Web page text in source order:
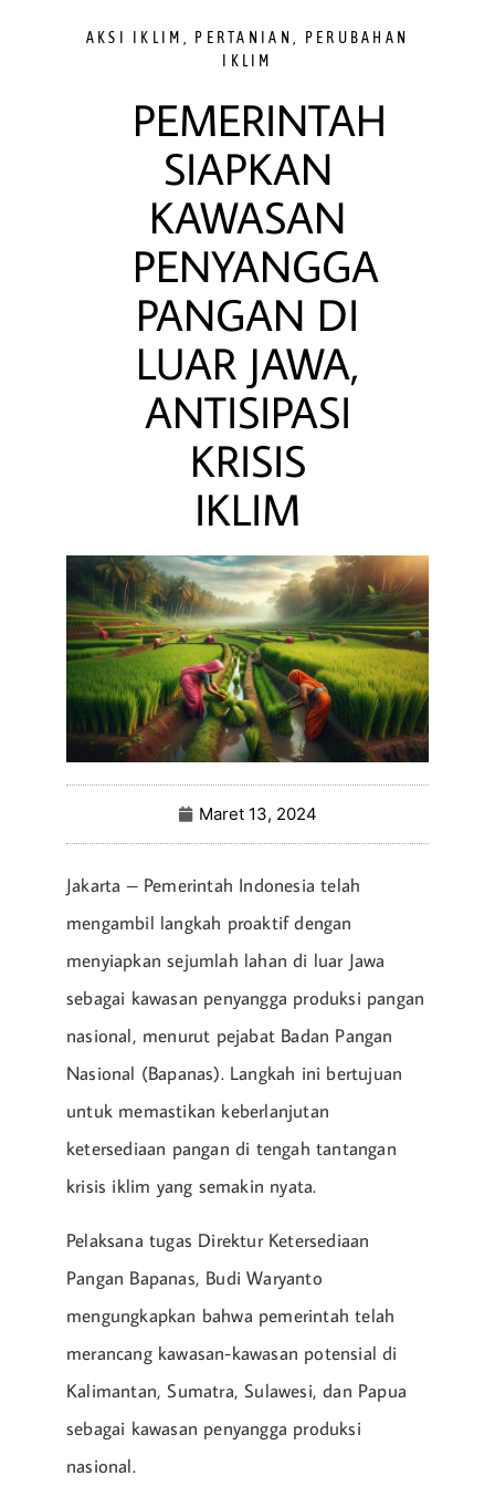
AKSI IKLIM PERTANIAN
PERUBAHAN
IKLIM
PEMERINTAH
SIAPKAN
KAWASAN
PENYANGGA
PANGAN DI
LUAR JAWA,
ANTISIPASI
KRISIS
IKLIM
Maret 13, 2024
Jakarta – Pemerintah Indonesia telah
mengambil langkah proaktif dengan
menyiapkan sejumlah lahan di luar Jawa
sebagai kawasan penyangga produksi pangan
nasional, menurut pejabat Badan Pangan
Nasional (Bapanas). Langkah ini bertujuan
untuk memastikan keberlanjutan
ketersediaan pangan di tengah tantangan
krisis iklim yang semakin nyata.
Pelaksana tugas Direktur Ketersediaan
Pangan Bapanas, Budi Waryanto
mengungkapkan bahwa pemerintah telah
merancang kawasan-kawasan potensial di
Kalimantan, Sumatra, Sulawesi, dan Papua
sebagai kawasan penyangga produksi
nasional.